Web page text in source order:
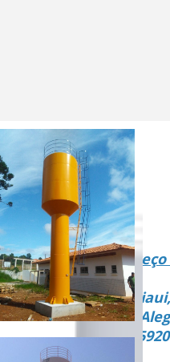
Rua
Vista
CEP